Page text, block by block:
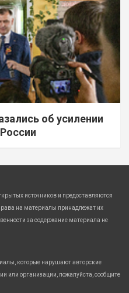
об усилении
источников и предоставляются
на материалы принадлежат их
за содержание материала не
которые нарушают авторские
организации, пожалуйста, сообщите